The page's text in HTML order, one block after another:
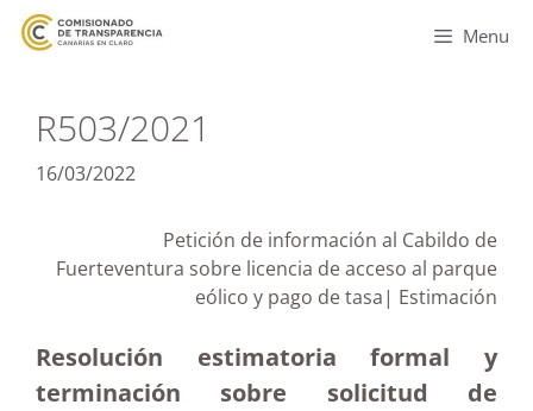
Menu
R503/2021
16/03/2022
Petición de información al Cabildo de
Fuerteventura sobre licencia de acceso al parque
eólico y pago de tasa| Estimación
Resolución estimatoria formal y
terminación sobre solicitud de